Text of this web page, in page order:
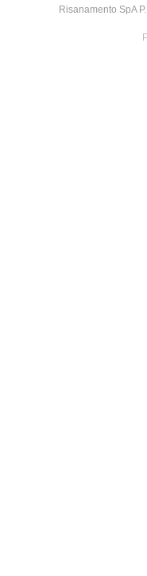
Risanamento SpA